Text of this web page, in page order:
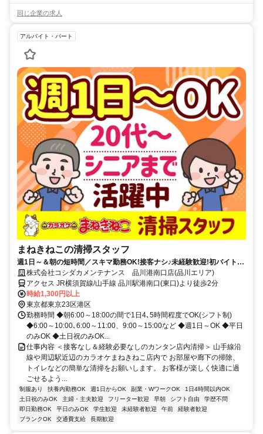
同じ企業の求人
アルバイト・パート
まねきねこの清掃スタッフ
週1日～＆朝の短時間／スキマ勤務OK!接客ナシ♪未経験歓迎!初バイト・
初パートにもピッタリ★簡単もくもくお掃除専属スタッフ!
株式会社コシダカメンテナンス 品川港南口店(品川エリア)
アクセス JR横須賀線/山手線 品川駅港南口(東口)より徒歩2分
時給1,300円以上
東京都東京23区港区
勤務時間 ◆朝6:00～18:00の間で1日4､5時間程度でOK(シフト制)
◆6:00～10:00､6:00～11:00、9:00～15:00など ◆週1日～OK ◆平日
のみOK ◆土日祝のみOK...
仕事内容 ＜接客なし＆経験必要なしのカンタン店内清掃＞ 山手線沿
線や周辺駅近辺のカラオケまねきねこ店内で お部屋や廊下の掃除、
トイレなどの簡単な清掃をお願いします。 お客様が楽しく快適に過
ごせるよう...
制服あり 扶養内勤務OK 週1日からOK 副業・WワークOK
1日4時間以内OK
土日祝のみOK
主婦・主夫歓迎 フリーター歓迎 早朝 シフト自由
学歴不問
即日勤務OK
平日のみOK 学生歓迎 未経験者歓迎 午前
経験者歓迎
ブランクOK
交通費支給 長期歓迎